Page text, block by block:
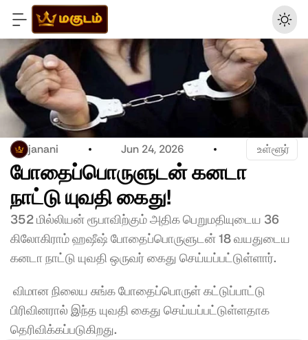
janani Jun 24, 2026 உள்ளூர்
போதைப்பொருளுடன் கனடா
நாட்டு யுவதி கைது!
352 மில்லியன் ரூபாவிற்கும் அதிக பெறுமதியுடைய 36
கிலோகிராம் ஹஷீஷ் போதைப்பொருளுடன் 18 வயதுடைய
கனடா நாட்டு யுவதி ஒருவர் கைது செய்யப்பட்டுள்ளார்.
விமான நிலைய சுங்க போதைப்பொருள் கட்டுப்பாட்டு
பிரிவினரால் இந்த யுவதி கைது செய்யப்பட்டுள்ளதாக
தெரிவிக்கப்படுகிறது.